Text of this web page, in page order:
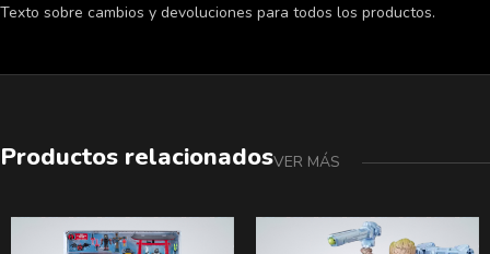
Texto sobre cambios y devoluciones para todos los productos.
Productos relacionadosVER MÁS